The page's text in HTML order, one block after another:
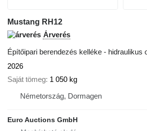
Mustang RH12
Árverés
Építőipari berendezés kelléke - hidraulikus
2026
Saját tömeg 1 050 kg
Németország, Dormagen
Euro Auctions GmbH